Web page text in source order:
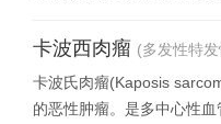
卡波西肉瘤 (多发性特
卡波氏肉瘤(Kaposis
的恶性肿瘤。是多中心性